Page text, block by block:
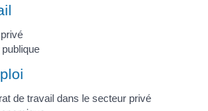
de travail dans le secteur privé